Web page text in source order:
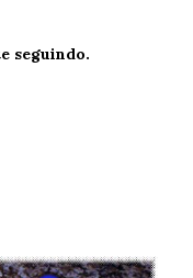
seguindo.